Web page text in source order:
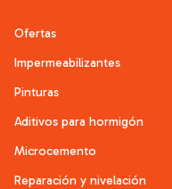
Ofertas
Impermeabilizantes
Pinturas
Aditivos para hormigón
Microcemento
Reparación y nivelación